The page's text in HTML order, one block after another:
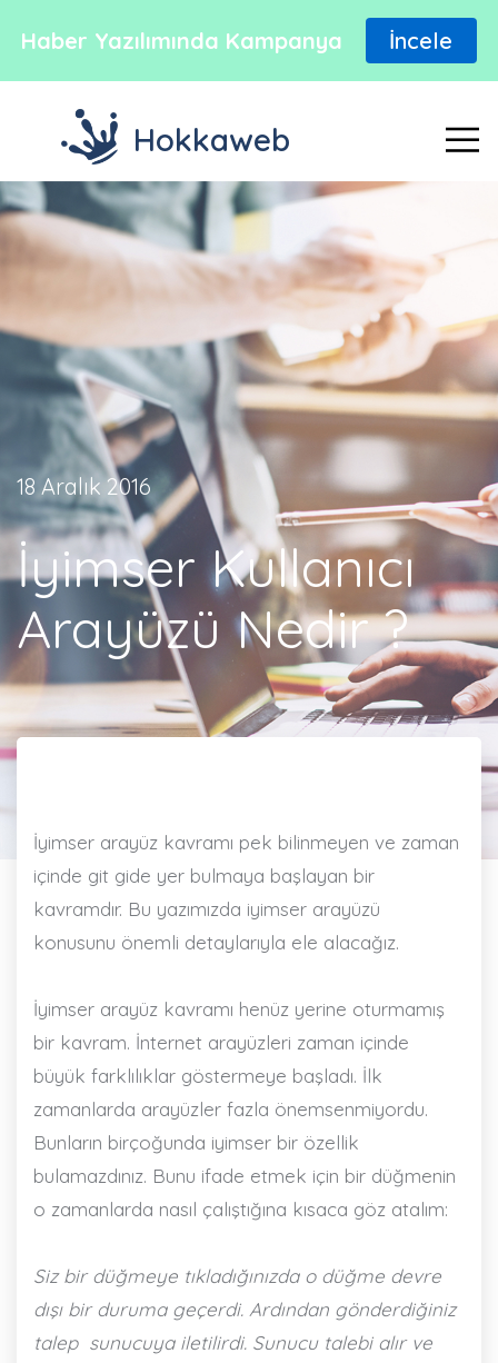
Haber Yazılımında Kampanya İncele
Hokkaweb
18 Aralık 2016
İyimser Kullanıcı
Arayüzü Nedir ?
İyimser arayüz kavramı pek bilinmeyen ve zaman
içinde git gide yer bulmaya başlayan bir
kavramdır. Bu yazımızda iyimser arayüzü
konusunu önemli detaylarıyla ele alacağız.
İyimser arayüz kavramı henüz yerine oturmamış
bir kavram. İnternet arayüzleri zaman içinde
büyük farklılıklar göstermeye başladı. İlk
zamanlarda arayüzler fazla önemsenmiyordu.
Bunların birçoğunda iyimser bir özellik
bulamazdınız. Bunu ifade etmek için bir düğmenin
o zamanlarda nasıl çalıştığına kısaca göz atalım:
Siz bir düğmeye tıkladığınızda o düğme devre
dışı bir duruma geçerdi. Ardından gönderdiğiniz
talep sunucuya iletilirdi. Sunucu talebi alır ve